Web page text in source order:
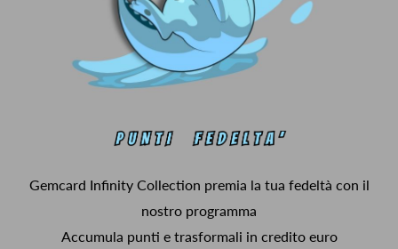
Gemcard Infinity Collection premia la tua fedeltà con il
nostro programma
Accumula punti e trasformali in credito euro